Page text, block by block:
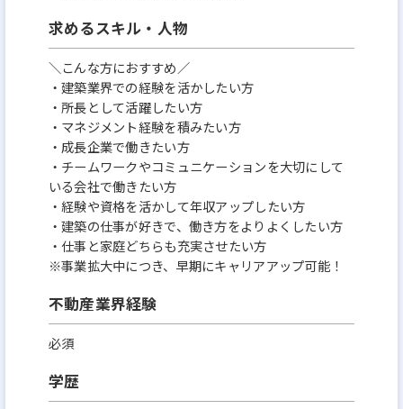
求めるスキル・人物
＼こんな方におすすめ／
・建築業界での経験を活かしたい方
・所長として活躍したい方
・マネジメント経験を積みたい方
・成長企業で働きたい方
・チームワークやコミュニケーションを大切にして
いる会社で働きたい方
・経験や資格を活かして年収アップしたい方
・建築の仕事が好きで、働き方をよりよくしたい方
・仕事と家庭どちらも充実させたい方
※事業拡大中につき、早期にキャリアアップ可能！
不動産業界経験
必須
学歴